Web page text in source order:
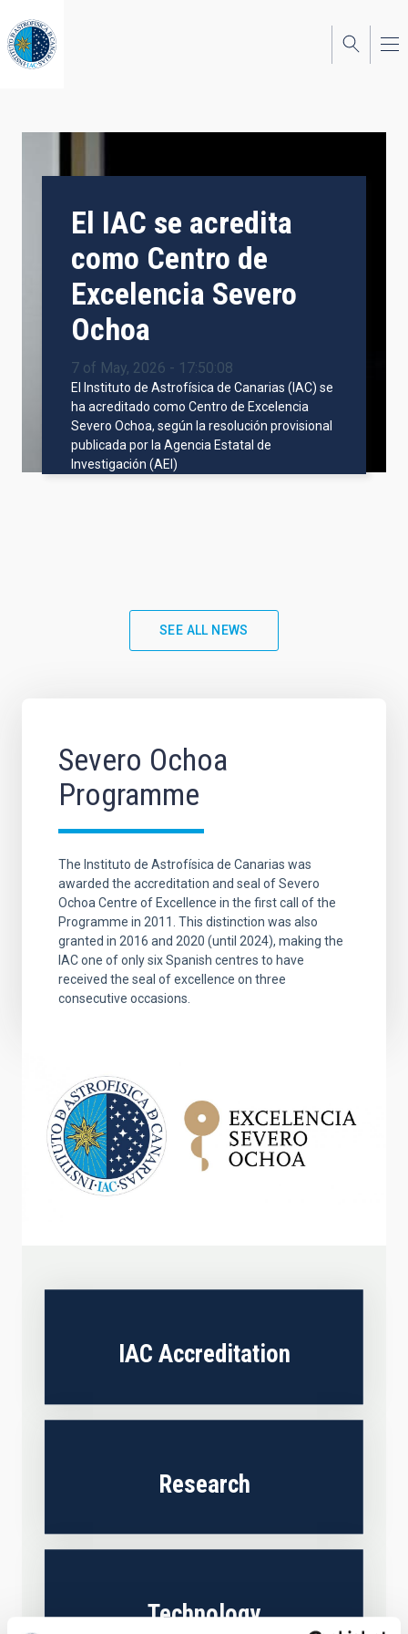
to
main
content
El IAC se acredita
como Centro de
Excelencia Severo
Ochoa
7 of May, 2026 - 17:50:08
El Instituto de Astrofísica de Canarias (IAC) se
ha acreditado como Centro de Excelencia
Severo Ochoa, según la resolución provisional
publicada por la Agencia Estatal de
Investigación (AEI)
SEE ALL NEWS
Severo Ochoa
Programme
The Instituto de Astrofísica de Canarias was
awarded the accreditation and seal of Severo
Ochoa Centre of Excellence in the first call of the
Programme in 2011. This distinction was also
granted in 2016 and 2020 (until 2024), making the
IAC one of only six Spanish centres to have
received the seal of excellence on three
consecutive occasions.
IAC Accreditation
Research
Technology